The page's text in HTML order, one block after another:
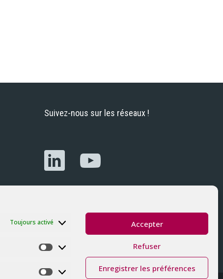
Toujours activé
Préférences
Marketing
Accepter
Refuser
Enregistrer les préférences
Suivez-nous sur les réseaux !